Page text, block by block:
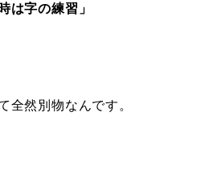
は字の練習」
全然別物なんです。